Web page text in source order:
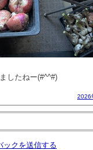
したねー(#^^#)
2026
ックを送信する